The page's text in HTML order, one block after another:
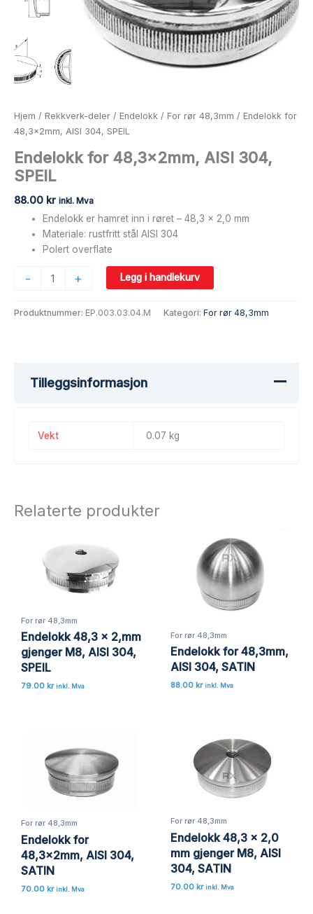
Hjem / Rekkverk-deler / Endelokk / For rør 48,3mm / Endelokk for
48,3x2mm, AISI 304, SPEIL
Endelokk for 48,3x2mm, AISI 304,
SPEIL
88.00 kr inkl. Mva
Endelokk er hamret inn i røret – 48,3 x 2,0 mm
Materiale: rustfritt stål AISI 304
Polert overflate
- + Legg i handlekurv
Produktnummer: EP.003.03.04.M Kategori: For rør 48,3mm
Tilleggsinformasjon
Vekt 0.07 kg
Relaterte produkter
For rør 48,3mm
Endelokk 48,3 x 2,mm
gjenger M8, AISI 304,
SPEIL
79.00 kr inkl. Mva
For rør 48,3mm
Endelokk for 48,3mm,
AISI 304, SATIN
88.00 kr inkl. Mva
For rør 48,3mm
Endelokk for
48,3x2mm, AISI 304,
SATIN
70.00 kr inkl. Mva
For rør 48,3mm
Endelokk 48,3 x 2,0
mm gjenger M8, AISI
304, SATIN
70.00 kr inkl. Mva